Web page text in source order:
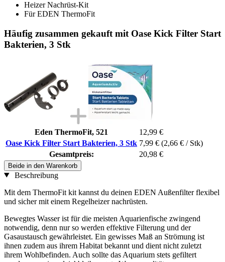
Heizer Nachrüst-Kit
Für EDEN ThermoFit
Häufig zusammen gekauft mit Oase Kick Filter Start
Bakterien, 3 Stk
Eden ThermoFit, 521
12,99 €
Oase Kick Filter Start Bakterien, 3 Stk 7,99 € (2,66 € / Stk)
Gesamtpreis:
20,98 €
Beide in den Warenkorb
Beschreibung
Mit dem ThermoFit kit kannst du deinen EDEN Außenfilter flexibel
und sicher mit einem Regelheizer nachrüsten.
Bewegtes Wasser ist für die meisten Aquarienfische zwingend
notwendig, denn nur so werden effektive Filterung und der
Gasaustausch gewährleistet. Ein gewisses Maß an Strömung ist
ihnen zudem aus ihrem Habitat bekannt und dient nicht zuletzt
ihrem Wohlbefinden. Auch sollte das Aquarium stets gefiltert